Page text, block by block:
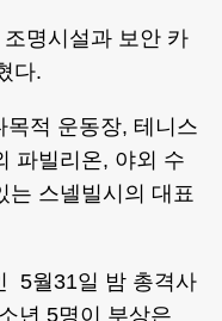
명시설과 보안 카
다.
적 운동장, 테니스
파빌리온, 야외 수
는 스넬빌시의 대표
5월31일 밤 총격사
년 5명이 부상은